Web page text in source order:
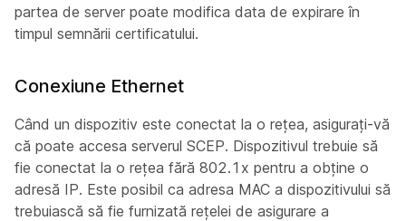
partea de server poate modifica data de expirare în
timpul semnării certificatului.
Conexiune Ethernet
Când un dispozitiv este conectat la o rețea, asigurați-vă
că poate accesa serverul SCEP. Dispozitivul trebuie să
fie conectat la o rețea fără 802.1x pentru a obține o
adresă IP. Este posibil ca adresa MAC a dispozitivului să
trebuiască să fie furnizată rețelei de asigurare a